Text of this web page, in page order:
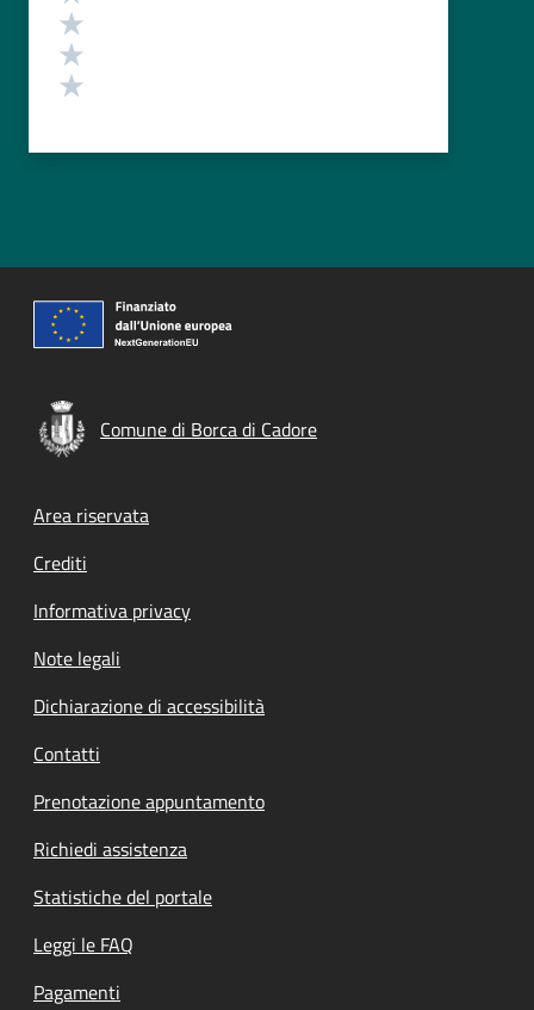
Comune di Borca di Cadore
Footer menu
Area riservata
Crediti
Informativa privacy
Note legali
Dichiarazione di accessibilità
Contatti
Prenotazione appuntamento
Richiedi assistenza
Statistiche del portale
Leggi le FAQ
Pagamenti